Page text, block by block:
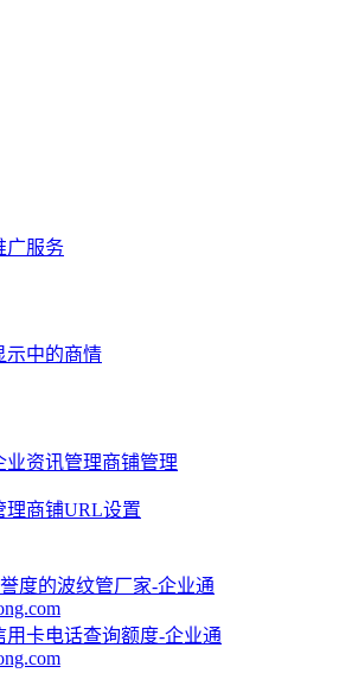
广服务
示中的商情
业资讯管理商铺管理
理商铺URL设置
度的波纹管厂家-企业通
用卡电话查询额度-企业通